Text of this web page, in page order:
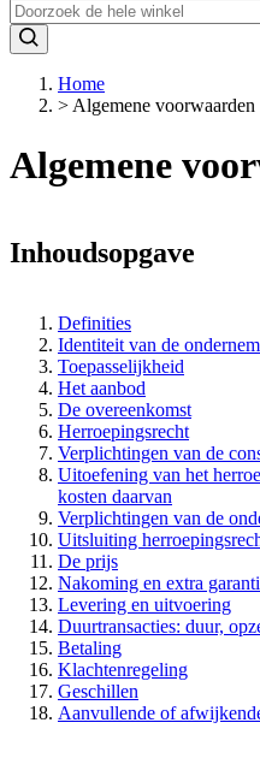
Home
> Algemene voorwaarden
Algemene
Inhoudsopgave
Definities
Identiteit van de
Toepasselijkheid
Het aanbod
De overeenkomst
Herroepingsrecht
Verplichtingen van de
Uitoefening van het
kosten daarvan
Verplichtingen van de
Uitsluiting
De prijs
Nakoming en extra
Levering en uitvoering
Duurtransacties: duur,
Betaling
Klachtenregeling
Geschillen
Aanvullende of